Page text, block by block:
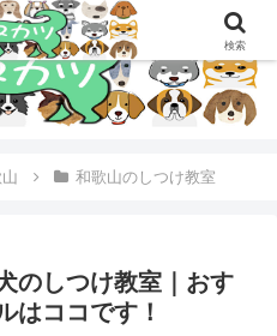
和歌山のしつけ教室
のしつけ教室｜おす
はココです！
検索